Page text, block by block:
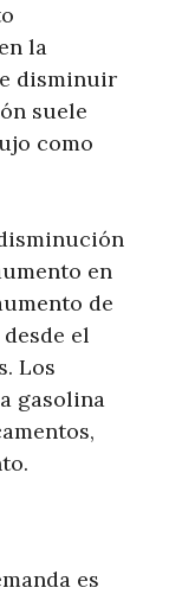
la
disminuir
suele
como
en
de
el
Los
gasolina
es